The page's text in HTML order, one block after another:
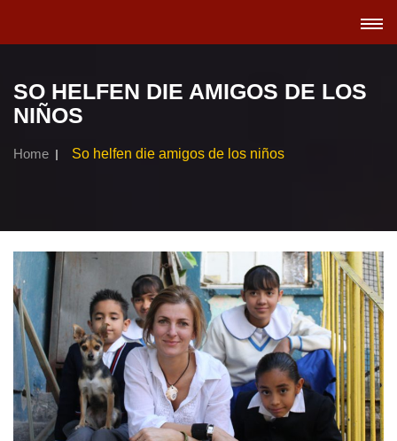
SO HELFEN DIE AMIGOS DE LOS
NIÑOS
Home So helfen die amigos de los niños